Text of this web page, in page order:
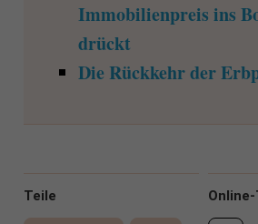
Immobilienpreis ins
drückt
Die Rückkehr der
Teile